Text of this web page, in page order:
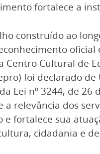
fortalece a
construído ao
oficial
Centro Cultural de
foi declarado
Lei nº 3244, de 26
a relevância dos
e fortalece sua
cidadania e